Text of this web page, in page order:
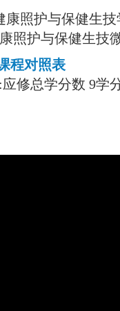
康照护与保健生技
照护与保健生技
程对照表
:应修总学分数 9学